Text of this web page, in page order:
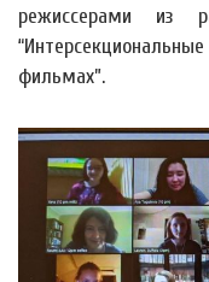
режиссерами из
фильмах”.